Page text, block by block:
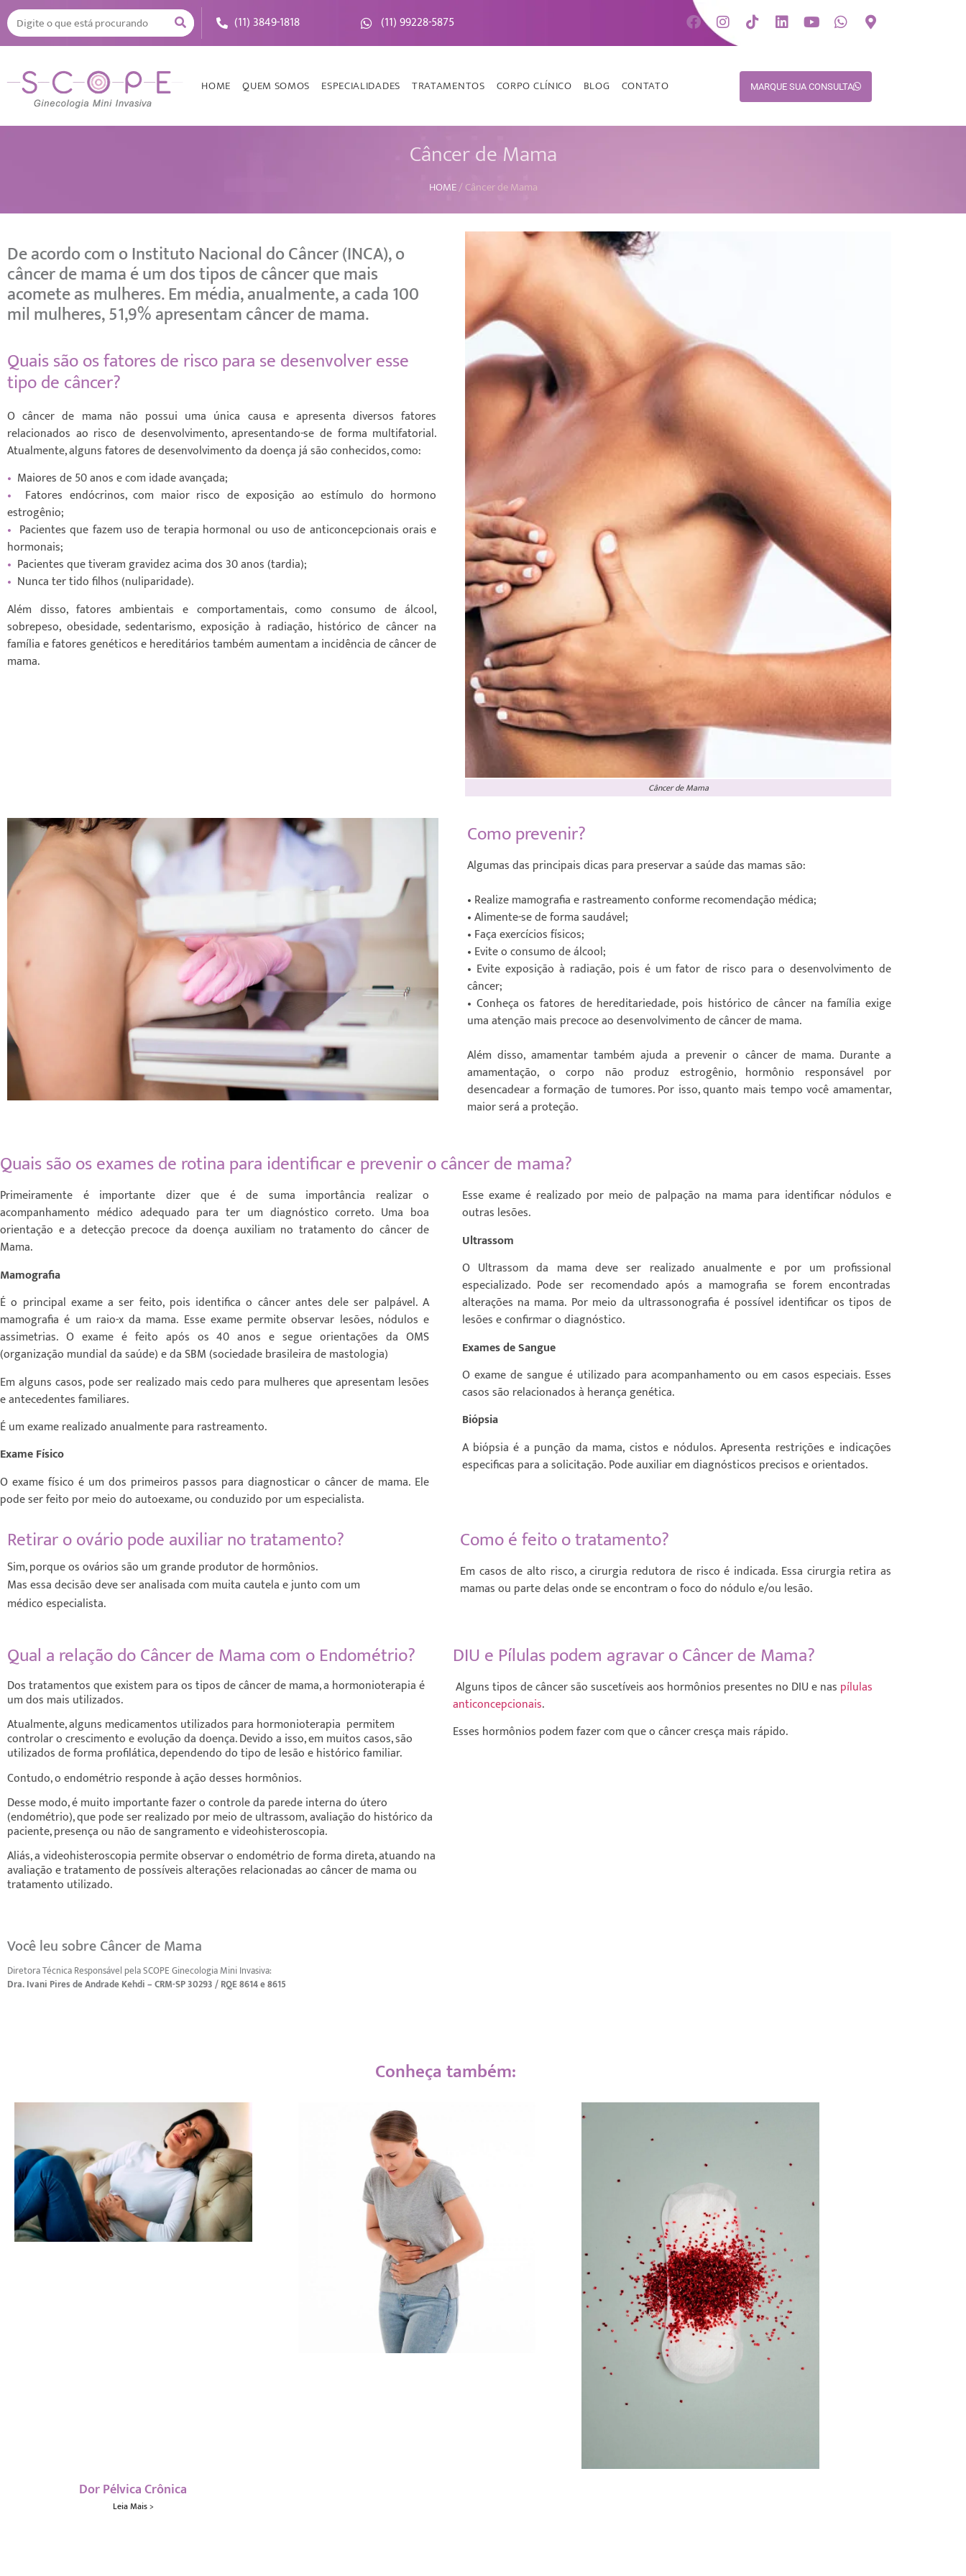
(11) 3849-1818 (11) 99228-5875
HOME QUEM SOMOS ESPECIALIDADES TRATAMENTOS CORPO CLÍNICO BLOG CONTATO MARQUE SUA CONSULTA
Câncer de Mama
HOME/Câncer de Mama
De acordo com o Instituto Nacional do Câncer (INCA), o
câncer de mama é um dos tipos de câncer que mais
acomete as mulheres. Em média, anualmente, a cada 100
mil mulheres, 51,9% apresentam câncer de mama.
Quais são os fatores de risco para se desenvolver esse
tipo de câncer?
O câncer de mama não possui uma única causa e apresenta diversos fatores
relacionados ao risco de desenvolvimento, apresentando-se de forma multifatorial.
Atualmente, alguns fatores de desenvolvimento da doença já são conhecidos, como:
• Maiores de 50 anos e com idade avançada;
•
Fatores endócrinos, com maior risco de exposição ao estímulo do hormono
estrogênio;
• Pacientes que fazem uso de terapia hormonal ou uso de anticoncepcionais orais e
hormonais;
• Pacientes que tiveram gravidez acima dos 30 anos (tardia);
• Nunca ter tido filhos (nuliparidade).
Além disso, fatores ambientais e comportamentais, como consumo de álcool,
sobrepeso, obesidade, sedentarismo, exposição à radiação, histórico de câncer na
família e fatores genéticos e hereditários também aumentam a incidência de câncer de
mama.
Câncer de Mama
Como prevenir?
Algumas das principais dicas para preservar a saúde das mamas são:
• Realize mamografia e rastreamento conforme recomendação médica;
• Alimente-se de forma saudável;
• Faça exercícios físicos;
• Evite o consumo de álcool;
• Evite exposição à radiação, pois é um fator de risco para o desenvolvimento de
câncer;
• Conheça os fatores de hereditariedade, pois histórico de câncer na família exige
uma atenção mais precoce ao desenvolvimento de câncer de mama.
Além disso, amamentar também ajuda a prevenir o câncer de mama. Durante a
amamentação, o corpo não produz estrogênio, hormônio responsável por
desencadear a formação de tumores. Por isso, quanto mais tempo você amamentar,
maior será a proteção.
Quais são os exames de rotina para identificar e prevenir o câncer de mama?
Primeiramente é importante dizer que é de suma importância realizar o
acompanhamento médico adequado para ter um diagnóstico correto. Uma boa
orientação e a detecção precoce da doença auxiliam no tratamento do câncer de
Mama.
Mamografia
É o principal exame a ser feito, pois identifica o câncer antes dele ser palpável. A
mamografia é um raio-x da mama. Esse exame permite observar lesões, nódulos e
assimetrias. O exame é feito após os 40 anos e segue orientações da OMS
(organização mundial da saúde) e da SBM (sociedade brasileira de mastologia)
Em alguns casos, pode ser realizado mais cedo para mulheres que apresentam lesões
e antecedentes familiares.
É um exame realizado anualmente para rastreamento.
Exame Físico
O exame físico é um dos primeiros passos para diagnosticar o câncer de mama. Ele
pode ser feito por meio do autoexame, ou conduzido por um especialista.
Esse exame é realizado por meio de palpação na mama para identificar nódulos e
outras lesões.
Ultrassom
O Ultrassom da mama deve ser realizado anualmente e por um profissional
especializado. Pode ser recomendado após a mamografia se forem encontradas
alterações na mama. Por meio da ultrassonografia é possível identificar os tipos de
lesões e confirmar o diagnóstico.
Exames de Sangue
O exame de sangue é utilizado para acompanhamento ou em casos especiais. Esses
casos são relacionados à herança genética.
Biópsia
A biópsia é a punção da mama, cistos e nódulos. Apresenta restrições e indicações
especificas para a solicitação. Pode auxiliar em diagnósticos precisos e orientados.
Retirar o ovário pode auxiliar no tratamento?
Sim, porque os ovários são um grande produtor de hormônios.
Mas essadecisão deve ser analisada com muita cautela e junto com um
médico especialista.
Como é feito o tratamento?
Em casos de alto risco, a cirurgia redutora de risco é indicada. Essa cirurgia retira as
mamas ou parte delas onde se encontram o foco do nódulo e/ou lesão.
Qual a relação do Câncer de Mama com o Endométrio?
Dos tratamentos que existem para os tipos de câncer de mama, a hormonioterapia é
um dos mais utilizados.
Atualmente, alguns medicamentos utilizados para hormonioterapia permitem
controlar o crescimento e evolução da doença. Devido a isso, em muitos casos, são
utilizados de forma profilática, dependendo do tipo delesão e histórico familiar.
Contudo, o endométrio responde à ação desses hormônios.
Desse modo, é muito importante fazer o controle da parede interna do útero
(endométrio), que pode ser realizado por meio de ultrassom,avaliação do histórico da
paciente, presença ou não de sangramento e videohisteroscopia.
Aliás, a videohisteroscopia permite observar o endométrio de forma direta, atuando na
avaliação e tratamento de possíveis alterações relacionadas ao câncer de mama ou
tratamento utilizado.
DIU e Pílulas podem agravar o Câncer de Mama?
Alguns tipos de câncer são suscetíveis aos hormônios presentes no DIU e nas pílulas
anticoncepcionais.
Esses hormônios podem fazer com que o câncer cresça mais rápido.
Você leu sobre Câncer de Mama
Diretora Técnica Responsável pela SCOPE Ginecologia Mini Invasiva:
Dra. Ivani Pires de Andrade Kehdi – CRM-SP 30293 / RQE 8614 e 8615
Conheça também:
Dor Pélvica Crônica
Leia Mais >